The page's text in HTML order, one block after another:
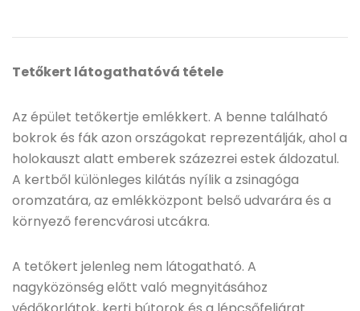
Tetőkert látogathatóvá tétele
Az épület tetőkertje emlékkert. A benne található
bokrok és fák azon országokat reprezentálják, ahol a
holokauszt alatt emberek százezrei estek áldozatul.
A kertből különleges kilátás nyílik a zsinagóga
oromzatára, az emlékközpont belső udvarára és a
környező ferencvárosi utcákra.
A tetőkert jelenleg nem látogatható. A
nagyközönség előtt való megnyitásához